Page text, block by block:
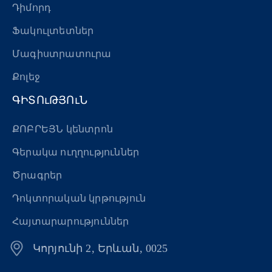
«Հերացի» արհեստակցական կազմակերպություն
Դիմորդ
Ֆակուլտետներ
Մագիստրատուրա
Քոլեջ
ԳԻՏՈւԹՅՈւՆ
ՔՈԲՐԵՅՆ կենտրոն
Գերակա ուղղություններ
Ծրագրեր
Դոկտորական կրթություն
Հայտարարություններ
Կորյունի 2, Երևան, 0025